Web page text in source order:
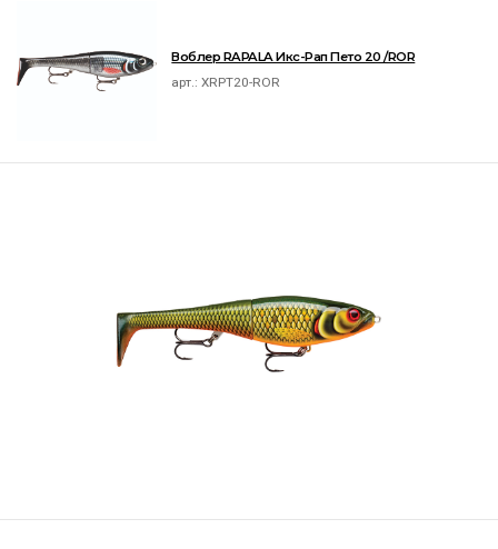
Воблер RAPALA Икс-Рап Пето 20 /ROR
арт.:XRPT20-ROR